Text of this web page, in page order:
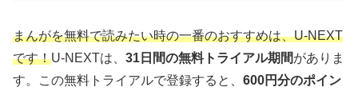
まんがを無料で読みたい時の一番のおすすめは、U-NEXT
です！U-NEXTは、 31日間の無料トライアル期間がありま
す。この無料トライアルで登録すると、 600円分のポイン